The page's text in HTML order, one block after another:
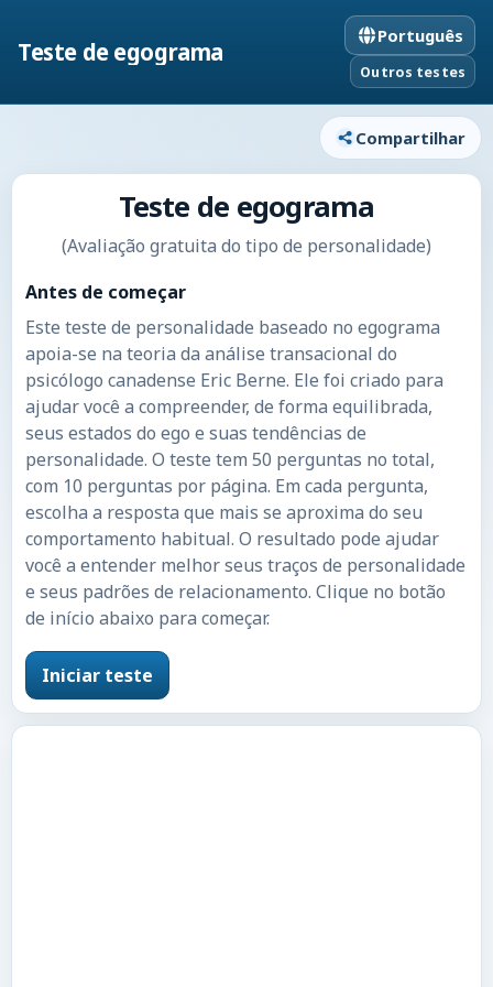
Teste de egograma
Português
Outros testes
Compartilhar
Teste de egograma
(Avaliação gratuita do tipo de personalidade)
Antes de começar
Este teste de personalidade baseado no egograma
apoia-se na teoria da análise transacional do
psicólogo canadense Eric Berne. Ele foi criado para
ajudar você a compreender, de forma equilibrada,
seus estados do ego e suas tendências de
personalidade. O teste tem 50 perguntas no total,
com 10 perguntas por página. Em cada pergunta,
escolha a resposta que mais se aproxima do seu
comportamento habitual. O resultado pode ajudar
você a entender melhor seus traços de personalidade
e seus padrões de relacionamento. Clique no botão
de início abaixo para começar.
Iniciar teste